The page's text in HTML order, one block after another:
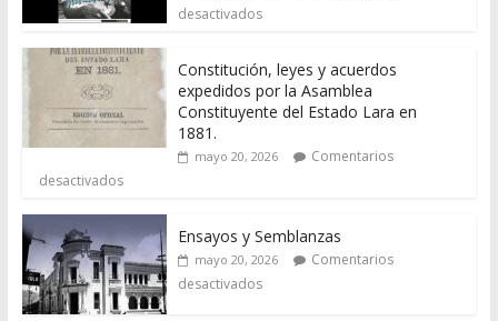
desactivados
Constitución, leyes y acuerdos
expedidos por la Asamblea
Constituyente del Estado Lara en
1881.
mayo 20, 2026
Comentarios
desactivados
Ensayos y Semblanzas
mayo 20, 2026
Comentarios
desactivados